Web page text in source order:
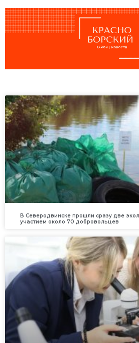
В Северодвинске прошли сразу две
участием около 70 добровольцев